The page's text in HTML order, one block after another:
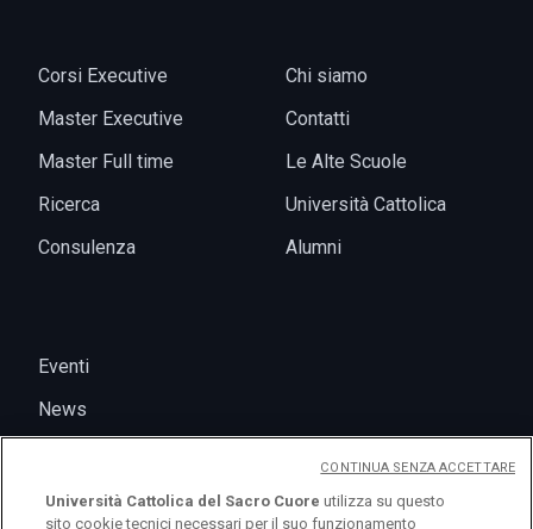
Corsi Executive
Master Executive
Master Full time
Ricerca
Consulenza
Chi siamo
Contatti
Le Alte Scuole
Università Cattolica
Alumni
Eventi
News
Università Cattolica del Sacro Cuore utilizza su questo
sito cookie tecnici necessari per il suo funzionamento
CONTINUA SENZA ACCETTARE